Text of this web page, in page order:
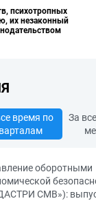
психотропных
их незаконный
время по
За
оборотными
СМВ»):